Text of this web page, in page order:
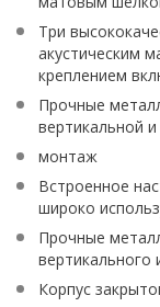
Три
акустическим
креплением
Прочные
вертикальной
монтаж
Встроенное
широко
Прочные
вертикального
Корпус